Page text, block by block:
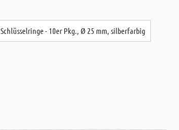
Schlüsselringe - 10er Pkg., Ø 25 mm, silberfarbig